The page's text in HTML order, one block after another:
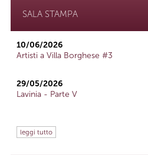
SALA STAMPA
10/06/2026
Artisti a Villa Borghese #3
29/05/2026
Lavinia - Parte V
leggi tutto